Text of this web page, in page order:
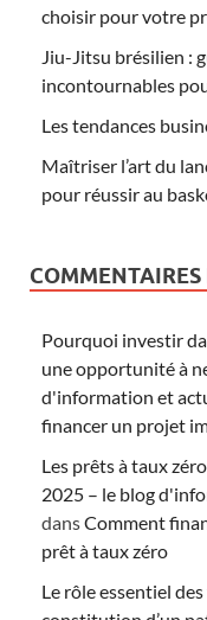
choisir pour votre
Jiu-Jitsu brésilien :
incontournables
Les tendances
Maîtriser l’art du
pour réussir au
COMMENTAIRES
Pourquoi investir
une opportunité à
d'information et
financer un projet
Les prêts à taux
2025 – le blog
dansComment
prêt à taux zéro
Le rôle essentiel